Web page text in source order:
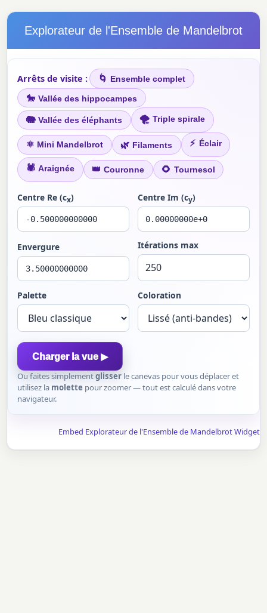
Explorateur de l'Ensemble de Mandelbrot
Arrêts de visite : 🌀 Ensemble complet
🐎 Vallée des hippocampes
🐘 Vallée des éléphants 🌪 Triple spirale
⚛ Mini Mandelbrot 🌿 Filaments ⚡ Éclair
🕷 Araignée 👑 Couronne 🌻 Tournesol
Centre Re (cx) Centre Im (cy)
Envergure Itérations max
Palette Coloration
Charger la vue ▶
Ou faites simplementglisser le canevas pour vous déplacer et
utilisez la molette pour zoomer — tout est calculé dans votre
navigateur.
Embed Explorateur de l'Ensemble de Mandelbrot Widget